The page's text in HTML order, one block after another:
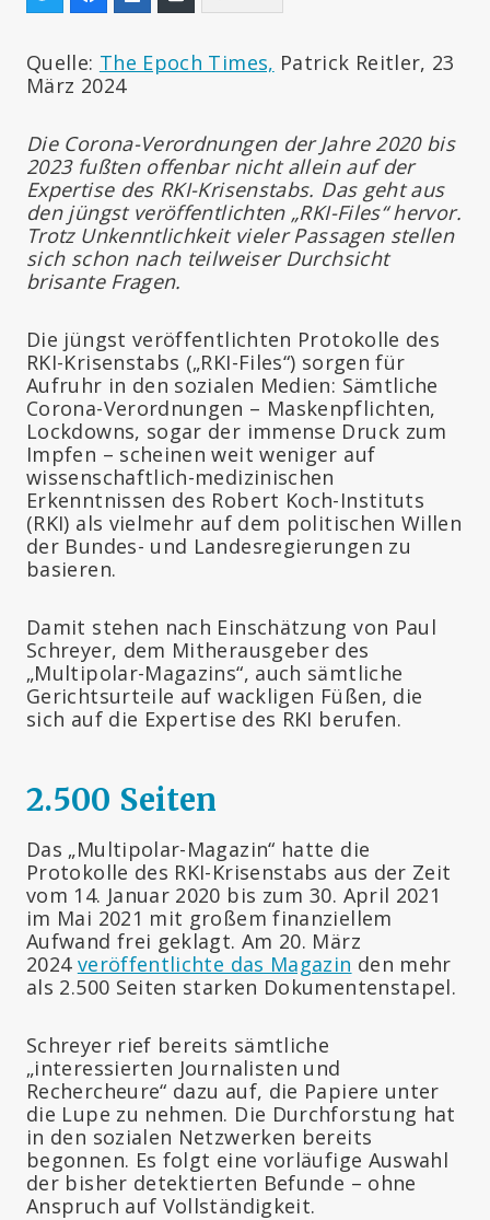
Quelle: The Epoch Times, Patrick Reitler, 23
März 2024
Die Corona-Verordnungen der Jahre 2020 bis
2023 fußten offenbar nicht allein auf der
Expertise des RKI-Krisenstabs. Das geht aus
den jüngst veröffentlichten „RKI-Files“ hervor.
Trotz Unkenntlichkeit vieler Passagen stellen
sich schon nach teilweiser Durchsicht
brisante Fragen.
Die jüngst veröffentlichten Protokolle des
RKI-Krisenstabs („RKI-Files“) sorgen für
Aufruhr in den sozialen Medien: Sämtliche
Corona-Verordnungen – Maskenpflichten,
Lockdowns, sogar der immense Druck zum
Impfen – scheinen weit weniger auf
wissenschaftlich-medizinischen
Erkenntnissen des Robert Koch-Instituts
(RKI) als vielmehr auf dem politischen Willen
der Bundes- und Landesregierungen zu
basieren.
Damit stehen nach Einschätzung von Paul
Schreyer, dem Mitherausgeber des
„Multipolar-Magazins“, auch sämtliche
Gerichtsurteile auf wackligen Füßen, die
sich auf die Expertise des RKI berufen.
2.500 Seiten
Das „Multipolar-Magazin“ hatte die
Protokolle des RKI-Krisenstabs aus der Zeit
vom 14. Januar 2020 bis zum 30. April 2021
im Mai 2021 mit großem finanziellem
Aufwand frei geklagt. Am 20. März
2024 veröffentlichte das Magazin den mehr
als 2.500 Seiten starken Dokumentenstapel.
Schreyer rief bereits sämtliche
„interessierten Journalisten und
Rechercheure“ dazu auf, die Papiere unter
die Lupe zu nehmen. Die Durchforstung hat
in den sozialen Netzwerken bereits
begonnen. Es folgt eine vorläufige Auswahl
der bisher detektierten Befunde – ohne
Anspruch auf Vollständigkeit.